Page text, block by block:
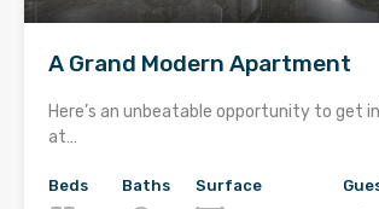
A Grand Modern Apartment
Here’s an unbeatable opportunity to get
at…
Beds
Baths
Surface